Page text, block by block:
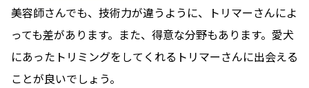
美容師さんでも、技術力が違うように、トリマーさんによ
っても差があります。また、得意な分野もあります。愛犬
にあったトリミングをしてくれるトリマーさんに出会える
ことが良いでしょう。